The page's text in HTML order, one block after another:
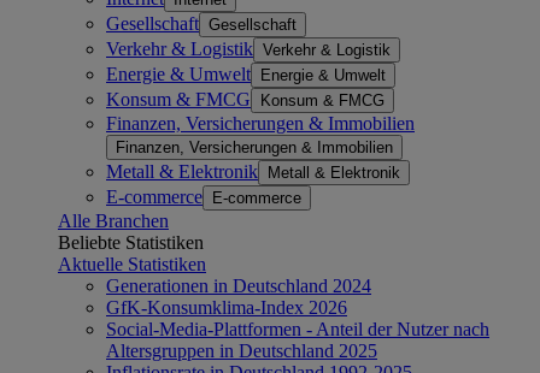
Gesellschaft Gesellschaft
Verkehr & Logistik Verkehr & Logistik
Energie & Umwelt Energie & Umwelt
Konsum & FMCG Konsum & FMCG
Finanzen, Versicherungen & Immobilien
Finanzen, Versicherungen & Immobilien
Metall & Elektronik Metall & Elektronik
E-commerce E-commerce
Alle Branchen
Beliebte Statistiken
Aktuelle Statistiken
Generationen in Deutschland 2024
GfK-Konsumklima-Index 2026
Social-Media-Plattformen - Anteil der Nutzer nach
Altersgruppen in Deutschland 2025